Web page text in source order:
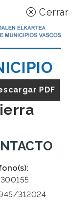
Cerrar
PDF
312024